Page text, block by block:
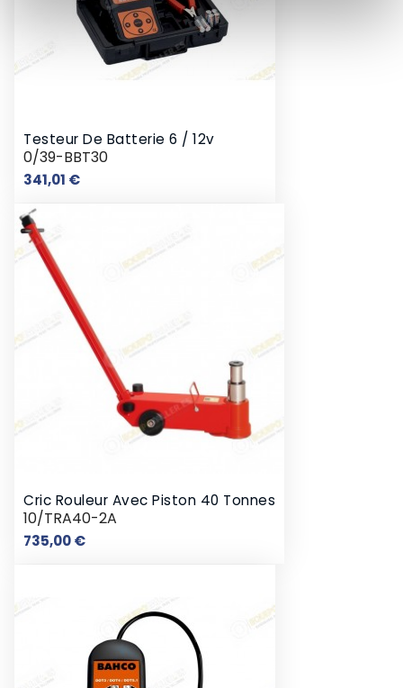
Testeur De Batterie 6 / 12v
0/39-BBT30
341,01 €Prix
Cric Rouleur Avec Piston 40 Tonnes
10/TRA40-2A
735,00 €Prix